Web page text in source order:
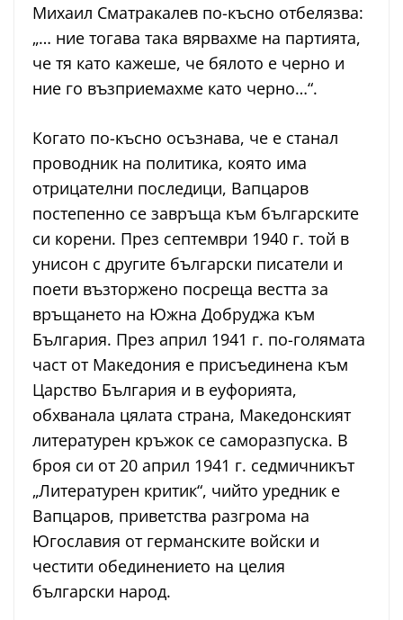
Михаил Сматракалев по-късно отбелязва:
„… ние тогава така вярвахме на партията,
че тя като кажеше, че бялото е черно и
ние го възприемахме като черно…“.
Когато по-късно осъзнава, че е станал
проводник на политика, която има
отрицателни последици, Вапцаров
постепенно се завръща към българските
си корени. През септември 1940 г. той в
унисон с другите български писатели и
поети възторжено посреща вестта за
връщането на Южна Добруджа към
България. През април 1941 г. по-голямата
част от Македония е присъединена към
Царство България и в еуфорията,
обхванала цялата страна, Македонският
литературен кръжок се саморазпуска. В
броя си от 20 април 1941 г. седмичникът
„Литературен критик“, чийто уредник е
Вапцаров, приветства разгрома на
Югославия от германските войски и
честити обединението на целия
български народ.